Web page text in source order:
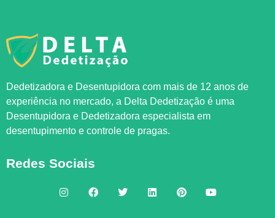
Dedetizadora e Desentupidora com mais de 12 anos de
experiência no mercado, a Delta Dedetização é uma
Desentupidora e Dedetizadora especialista em
desentupimento e controle de pragas.
Redes Sociais